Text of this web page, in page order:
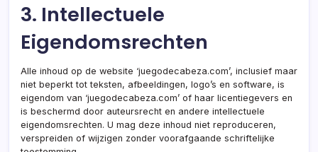
3. Intellectuele
Eigendomsrechten
Alle inhoud op de website ‘juegodecabeza.com’, inclusief maar
niet beperkt tot teksten, afbeeldingen, logo’s en software, is
eigendom van ‘juegodecabeza.com’ of haar licentiegevers en
is beschermd door auteursrecht en andere intellectuele
eigendomsrechten. U mag deze inhoud niet reproduceren,
verspreiden of wijzigen zonder voorafgaande schriftelijke